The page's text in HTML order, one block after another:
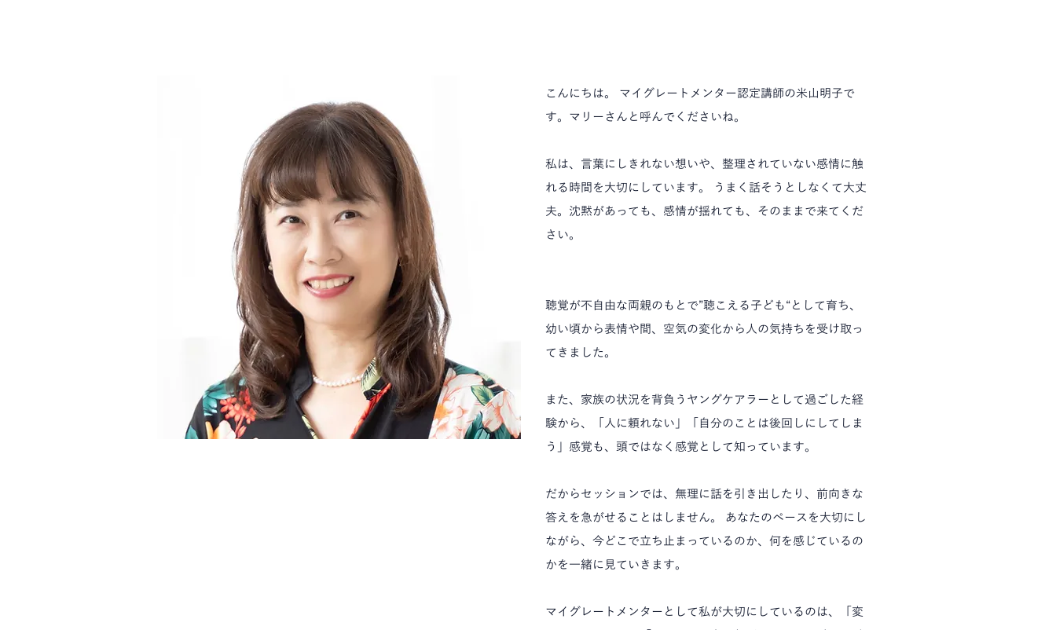
こんにちは。 マイグレートメンター認定講師の米山明子で
す。マリーさんと呼んでくださいね。
私は、言葉にしきれない想いや、整理されていない感情に触
れる時間を大切にしています。 うまく話そうとしなくて大丈
夫。沈黙があっても、感情が揺れても、そのままで来てくだ
さい。
聴覚が不自由な両親のもとで”聴こえる子ども“として育ち、
幼い頃から表情や間、空気の変化から人の気持ちを受け取っ
てきました。
また、家族の状況を背負うヤングケアラーとして過ごした経
験から、「人に頼れない」「自分のことは後回しにしてしま
う」感覚も、頭ではなく感覚として知っています。
だからセッションでは、無理に話を引き出したり、前向きな
答えを急がせることはしません。 あなたのペースを大切にし
ながら、今どこで立ち止まっているのか、何を感じているの
かを一緒に見ていきます。
マイグレートメンターとして私が大切にしているのは、「変